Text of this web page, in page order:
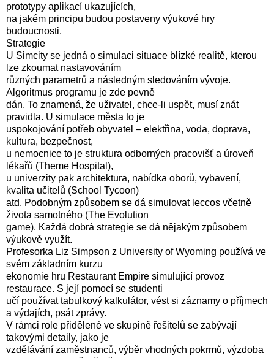
prototypy aplikací ukazujících,
na jakém principu budou postaveny výukové hry
budoucnosti.
Strategie
U Simcity se jedná o simulaci situace blízké realitě, kterou
lze zkoumat nastavováním
různých parametrů a následným sledováním vývoje.
Algoritmus programu je zde pevně
dán. To znamená, že uživatel, chce-li uspět, musí znát
pravidla. U simulace města to je
uspokojování potřeb obyvatel – elektřina, voda, doprava,
kultura, bezpečnost,
u nemocnice to je struktura odborných pracovišť a úroveň
lékařů (Theme Hospital),
u univerzity pak architektura, nabídka oborů, vybavení,
kvalita učitelů (School Tycoon)
atd. Podobným způsobem se dá simulovat leccos včetně
života samotného (The Evolution
game). Každá dobrá strategie se dá nějakým způsobem
výukově využít.
Profesorka Liz Simpson z University of Wyoming používá ve
svém základním kurzu
ekonomie hru Restaurant Empire simulující provoz
restaurace. S její pomocí se studenti
učí používat tabulkový kalkulátor, vést si záznamy o příjmech
a výdajích, psát zprávy.
V rámci role přidělené ve skupině řešitelů se zabývají
takovými detaily, jako je
vzdělávání zaměstnanců, výběr vhodných pokrmů, výzdoba